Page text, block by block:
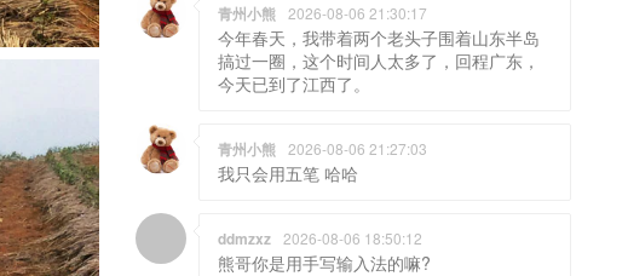
青州小熊 2026-08-06 21:30:17
今年春天，我带着两个老头子围着山东半岛
搞过一圈，这个时间人太多了，回程广东，
今天已到了江西了。
青州小熊 2026-08-06 21:27:03
我只会用五笔 哈哈
ddmzxz 2026-08-06 18:50:12
熊哥你是用手写输入法的嘛?